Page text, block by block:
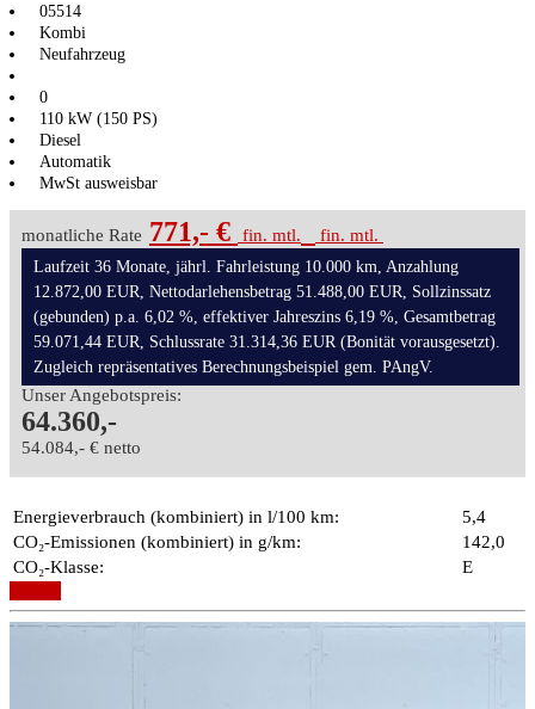
05514
Kombi
Neufahrzeug
0
110 kW (150 PS)
Diesel
Automatik
MwSt ausweisbar
monatliche Rate 771,- € fin. mtl. fin. mtl.
Laufzeit 36 Monate, jährl. Fahrleistung 10.000 km, Anzahlung
12.872,00 EUR, Nettodarlehensbetrag 51.488,00 EUR, Sollzinssatz
(gebunden) p.a. 6,02 %, effektiver Jahreszins 6,19 %, Gesamtbetrag
59.071,44 EUR, Schlussrate 31.314,36 EUR (Bonität vorausgesetzt).
Zugleich repräsentatives Berechnungsbeispiel gem. PAngV.
Unser Angebotspreis:
64.360,-
54.084,- € netto
Energieverbrauch (kombiniert) in l/100 km:
5,4
CO₂-Emissionen (kombiniert) in g/km:
142,0
CO₂-Klasse:
E